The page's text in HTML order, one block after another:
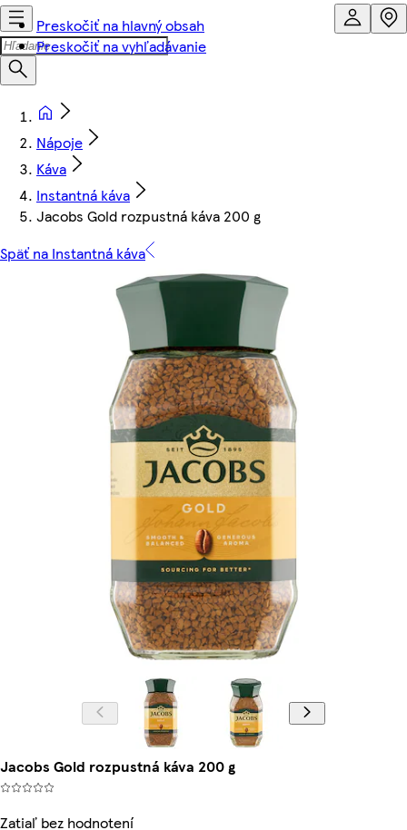
Preskočiť na hlavný obsah
Preskočiť na vyhľadávanie
Nápoje
Káva
Instantná káva
Jacobs Gold rozpustná káva 200 g
Späť na Instantná káva
Jacobs Gold rozpustná káva 200 g
Zatiaľ bez hodnotení